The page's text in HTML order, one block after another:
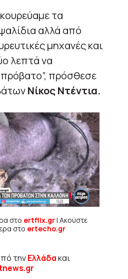
τα
αλλά από
μηχανές και
λεπτά να
πρόσθεσε
Νίκος Ντέντια.
στο ertflix.gr| Ακούστε
στο ertecho.gr
τηνΕλλάδακαι